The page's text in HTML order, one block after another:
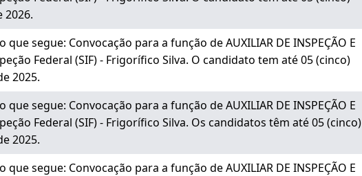
2026.
que segue: Convocação para a função de AUXILIAR DE INSPEÇÃO E
Federal (SIF) - Frigorífico Silva. O candidato tem até 05 (cinco)
2025.
que segue: Convocação para a função de AUXILIAR DE INSPEÇÃO E
Federal (SIF) - Frigorífico Silva. Os candidatos têm até 05 (cinco)
2025.
que segue: Convocação para a função de AUXILIAR DE INSPEÇÃO E